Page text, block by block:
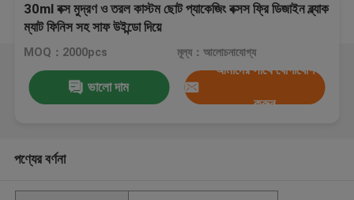
30ml বক্স মুদ্রণ ও তরল কাস্টম ছোট প্যাকেজিং বক্সস ফ্রি ডিজাইন ব্ল্যাক
ম্যাট ফিনিস সহ সাফ উইন্ডো দিয়ে
MOQ：2000pcs মূল্য：আলোচনাযোগ্য
ভালো দাম
আমাদের সাথে যোগাযোগ
করুন
পণ্যের বর্ণনা